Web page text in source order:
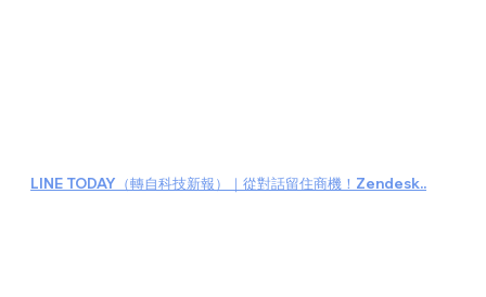
LINE TODAY（轉自科技新報）｜從對話留住商機！Zendesk..